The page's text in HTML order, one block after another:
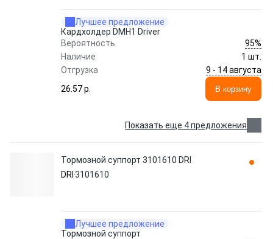
Лучшее предложение
Кардхолдер DMH1 Driver
Вероятность
95%
Наличие
1 шт.
Отгрузка
9 - 14 августа
26.57 p.
В корзину
Показать еще 4 предложения
Тормозной суппорт 3101610 DRI
DRI 3101610
Лучшее предложение
Тормозной суппорт